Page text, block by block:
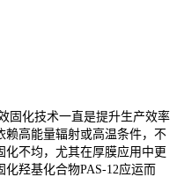
固化技术一直是提升生产效率
赖高能量辐射或高温条件，不
不均，尤其在厚膜应用中更
羟基化合物PAS-12应运而